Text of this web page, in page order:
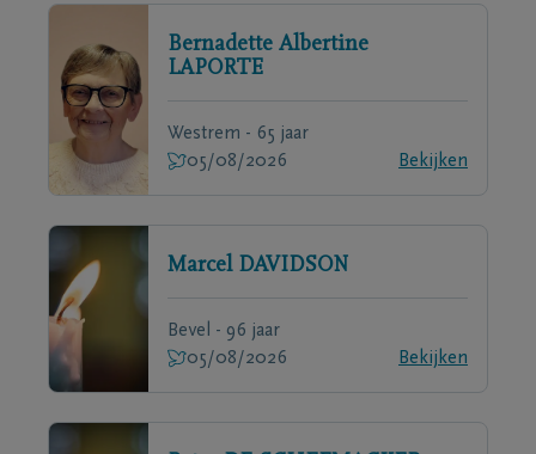
Bernadette Albertine
LAPORTE
Westrem - 65 jaar
05/08/2026
Bekijken
Marcel DAVIDSON
Bevel - 96 jaar
05/08/2026
Bekijken